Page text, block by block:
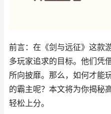
前言：在《剑与远征》这款
多玩家追求的目标。他们凭
所向披靡。那么，如何才能
的霸主呢？本文将为你揭秘
轻松上分。